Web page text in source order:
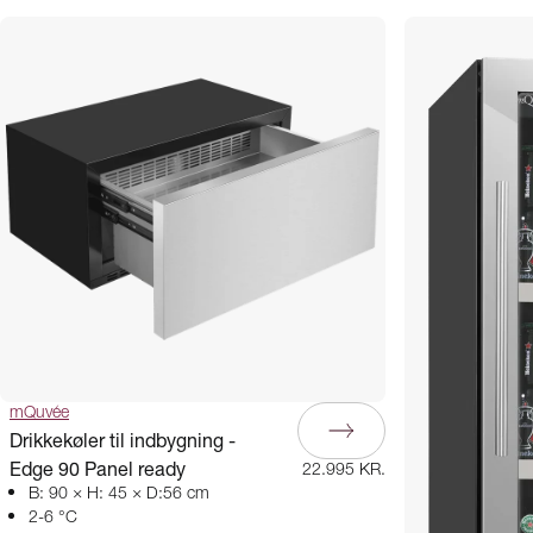
mQuvée
Drikkekøler til indbygning -
Edge 90 Panel ready
B: 90 × H: 45 × D:56 cm
2-6 °C
22.995 KR.